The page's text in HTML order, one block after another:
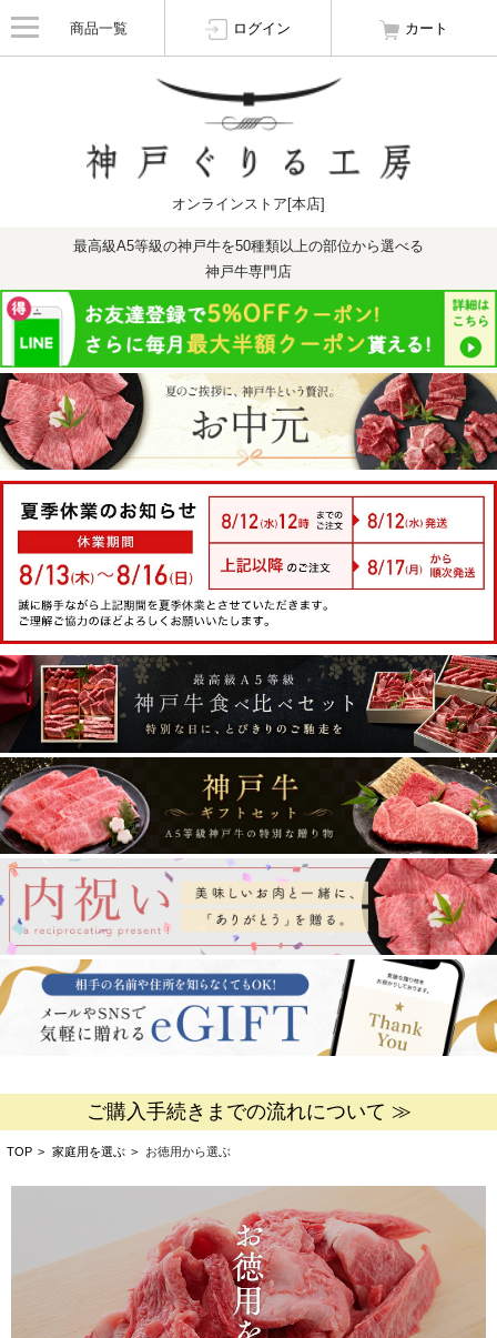
商品一覧 ログイン カート
オンラインストア[本店]
最高級A5等級の神戸牛を50種類以上の部位から選べる
神戸牛専門店
ご購入手続きまでの流れについて ≫
TOP > 家庭用を選ぶ > お徳用から選ぶ